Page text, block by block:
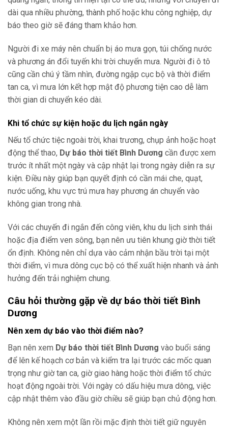
dài qua nhiều phường, thành phố hoặc khu công nghiệp, dự
báo theo giờ sẽ đáng tham khảo hơn.
Người đi xe máy nên chuẩn bị áo mưa gọn, túi chống nước
và phương án đổi tuyến khi trời chuyển mưa. Người đi ô tô
cũng cần chú ý tầm nhìn, đường ngập cục bộ và thời điểm
tan ca, vì mưa lớn kết hợp mật độ phương tiện cao dễ làm
thời gian di chuyển kéo dài.
Khi tổ chức sự kiện hoặc du lịch ngắn ngày
Nếu tổ chức tiệc ngoài trời, khai trương, chụp ảnh hoặc hoạt
động thể thao, Dự báo thời tiết Bình Dương cần được xem
trước ít nhất một ngày và cập nhật lại trong ngày diễn ra sự
kiện. Điều này giúp bạn quyết định có cần mái che, quạt,
nước uống, khu vực trú mưa hay phương án chuyển vào
không gian trong nhà.
Với các chuyến đi ngắn đến công viên, khu du lịch sinh thái
hoặc địa điểm ven sông, bạn nên ưu tiên khung giờ thời tiết
ổn định. Không nên chỉ dựa vào cảm nhận bầu trời tại một
thời điểm, vì mưa dông cục bộ có thể xuất hiện nhanh và ảnh
hưởng đến trải nghiệm chung.
Câu hỏi thường gặp về dự báo thời tiết Bình
Dương
Nên xem dự báo vào thời điểm nào?
Bạn nên xem Dự báo thời tiết Bình Dương vào buổi sáng
để lên kế hoạch cơ bản và kiểm tra lại trước các mốc quan
trọng như giờ tan ca, giờ giao hàng hoặc thời điểm tổ chức
hoạt động ngoài trời. Với ngày có dấu hiệu mưa dông, việc
cập nhật thêm vào đầu giờ chiều sẽ giúp bạn chủ động hơn.
Không nên xem một lần rồi mặc định thời tiết giữ nguyên